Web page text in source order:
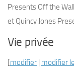
Presents Off the
et Quincy Jones
Vie privée
[modifier | modifier